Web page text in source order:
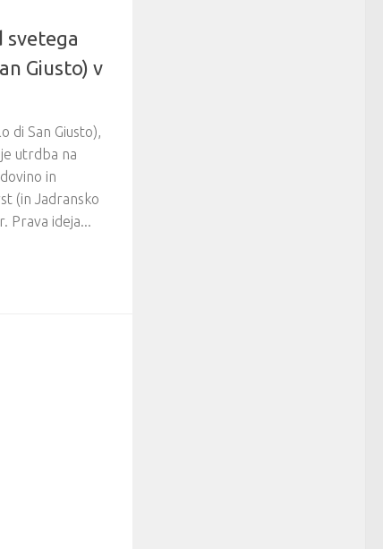
svetega
Giusto) v
di San Giusto),
utrdba na
in
(in Jadransko
Prava ideja...